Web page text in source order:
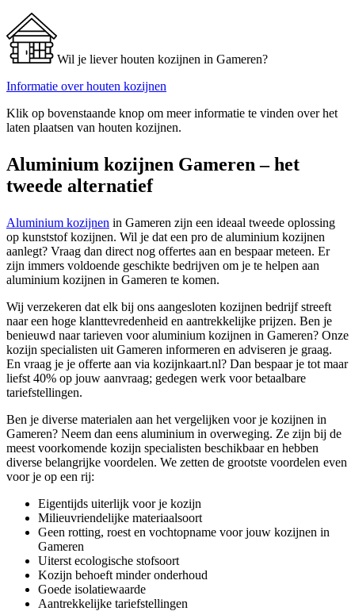
Wil je liever houten kozijnen in Gameren?
Informatie over houten kozijnen
Klik op bovenstaande knop om meer informatie te vinden over het
laten plaatsen van houten kozijnen.
Aluminium kozijnen Gameren – het
tweede alternatief
Aluminium kozijnen in Gameren zijn een ideaal tweede oplossing
op kunststof kozijnen. Wil je dat een pro de aluminium kozijnen
aanlegt? Vraag dan direct nog offertes aan en bespaar meteen. Er
zijn immers voldoende geschikte bedrijven om je te helpen aan
aluminium kozijnen in Gameren te komen.
Wij verzekeren dat elk bij ons aangesloten kozijnen bedrijf streeft
naar een hoge klanttevredenheid en aantrekkelijke prijzen. Ben je
benieuwd naar tarieven voor aluminium kozijnen in Gameren? Onze
kozijn specialisten uit Gameren informeren en adviseren je graag.
En vraag je je offerte aan via kozijnkaart.nl? Dan bespaar je tot maar
liefst 40% op jouw aanvraag; gedegen werk voor betaalbare
tariefstellingen.
Ben je diverse materialen aan het vergelijken voor je kozijnen in
Gameren? Neem dan eens aluminium in overweging. Ze zijn bij de
meest voorkomende kozijn specialisten beschikbaar en hebben
diverse belangrijke voordelen. We zetten de grootste voordelen even
voor je op een rij:
Eigentijds uiterlijk voor je kozijn
Milieuvriendelijke materiaalsoort
Geen rotting, roest en vochtopname voor jouw kozijnen in
Gameren
Uiterst ecologische stofsoort
Kozijn behoeft minder onderhoud
Goede isolatiewaarde
Aantrekkelijke tariefstellingen